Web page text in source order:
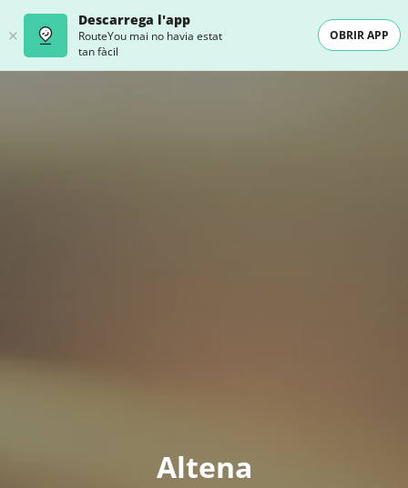
Descarrega l'app
RouteYou mai no havia estat
tan fàcil
OBRIR APP
Altena